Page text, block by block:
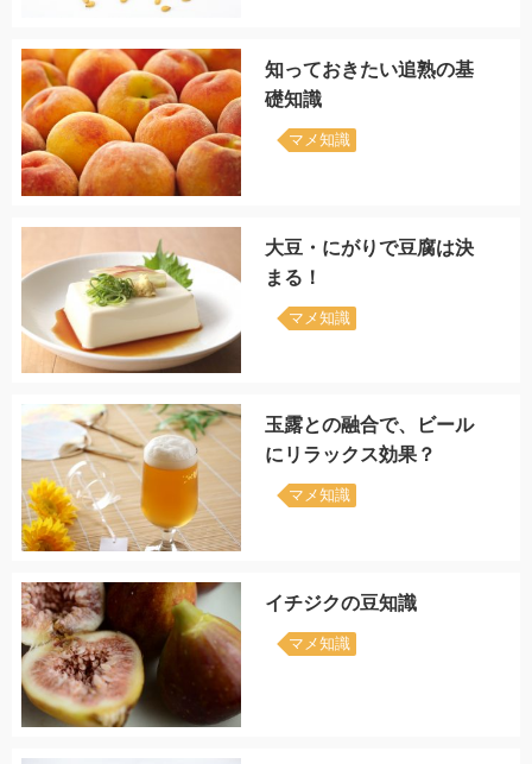
知っておきたい追熟の基
礎知識
マメ知識
大豆・にがりで豆腐は決
まる！
マメ知識
玉露との融合で、ビール
にリラックス効果？
マメ知識
イチジクの豆知識
マメ知識